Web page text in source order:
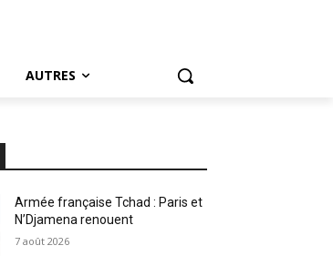
AUTRES
Armée française Tchad : Paris et
N’Djamena renouent
7 août 2026